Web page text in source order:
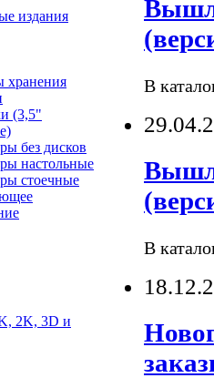
издания
хранения
(3,5"
без дисков
настольные
стоечные
2K, 3D и
В
В